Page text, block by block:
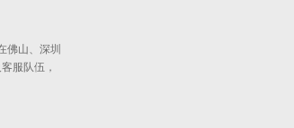
佛山、深圳
服队伍，